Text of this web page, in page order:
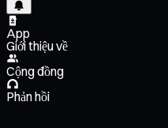
App
Giới thiệu về
Cộng đồng
Phản hồi